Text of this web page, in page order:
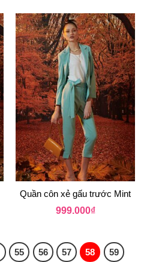
Quần côn xẻ gấu trước Mint
999.000₫
55 56 57 58
59